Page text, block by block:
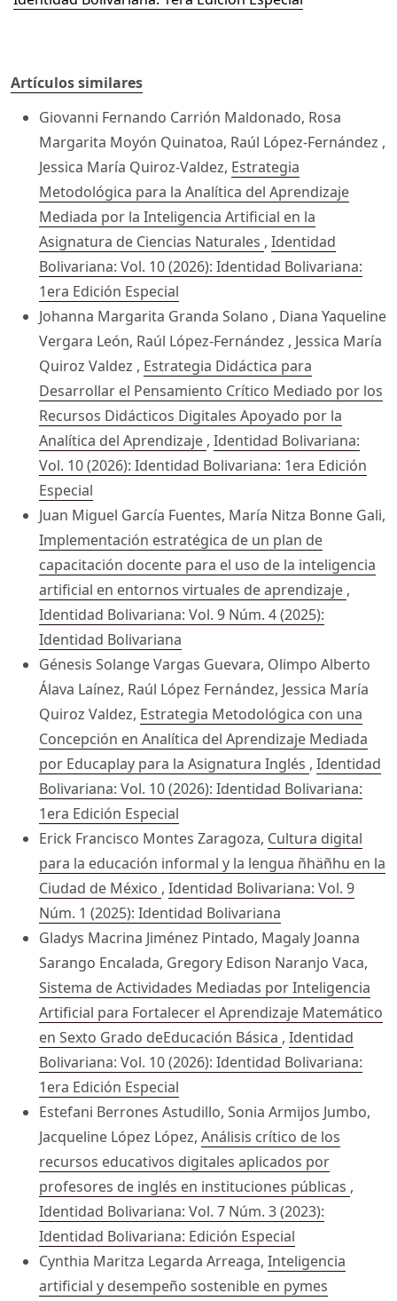
Artículos similares
Giovanni Fernando Carrión Maldonado, Rosa
Margarita Moyón Quinatoa, Raúl López-Fernández ,
Jessica María Quiroz-Valdez, Estrategia
Metodológica para la Analítica del Aprendizaje
Mediada por la Inteligencia Artificial en la
Asignatura de Ciencias Naturales , Identidad
Bolivariana: Vol. 10 (2026): Identidad Bolivariana:
1era Edición Especial
Johanna Margarita Granda Solano , Diana Yaqueline
Vergara León, Raúl López-Fernández , Jessica María
Quiroz Valdez , Estrategia Didáctica para
Desarrollar el Pensamiento Crítico Mediado por los
Recursos Didácticos Digitales Apoyado por la
Analítica del Aprendizaje , Identidad Bolivariana:
Vol. 10 (2026): Identidad Bolivariana: 1era Edición
Especial
Juan Miguel García Fuentes, María Nitza Bonne Gali,
Implementación estratégica de un plan de
capacitación docente para el uso de la inteligencia
artificial en entornos virtuales de aprendizaje ,
Identidad Bolivariana: Vol. 9 Núm. 4 (2025):
Identidad Bolivariana
Génesis Solange Vargas Guevara, Olimpo Alberto
Álava Laínez, Raúl López Fernández, Jessica María
Quiroz Valdez, Estrategia Metodológica con una
Concepción en Analítica del Aprendizaje Mediada
por Educaplay para la Asignatura Inglés , Identidad
Bolivariana: Vol. 10 (2026): Identidad Bolivariana:
1era Edición Especial
Erick Francisco Montes Zaragoza, Cultura digital
para la educación informal y la lengua ñhäñhu en la
Ciudad de México , Identidad Bolivariana: Vol. 9
Núm. 1 (2025): Identidad Bolivariana
Gladys Macrina Jiménez Pintado, Magaly Joanna
Sarango Encalada, Gregory Edison Naranjo Vaca,
Sistema de Actividades Mediadas por Inteligencia
Artificial para Fortalecer el Aprendizaje Matemático
en Sexto Grado deEducación Básica , Identidad
Bolivariana: Vol. 10 (2026): Identidad Bolivariana:
1era Edición Especial
Estefani Berrones Astudillo, Sonia Armijos Jumbo,
Jacqueline López López, Análisis crítico de los
recursos educativos digitales aplicados por
profesores de inglés en instituciones públicas ,
Identidad Bolivariana: Vol. 7 Núm. 3 (2023):
Identidad Bolivariana: Edición Especial
Cynthia Maritza Legarda Arreaga, Inteligencia
artificial y desempeño sostenible en pymes